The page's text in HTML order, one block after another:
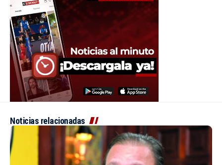
Noticias relacionadas